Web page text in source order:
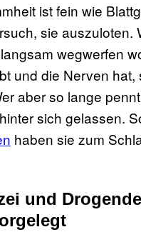
ist fein wie
sie auszuloten.
wegwerfen
und die Nerven
aber so lange
sich gelassen.
haben sie zum
und